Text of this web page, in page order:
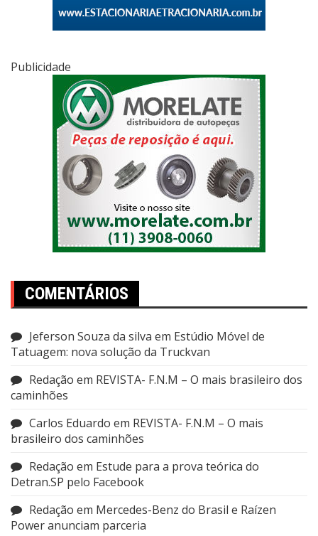
Publicidade
COMENTÁRIOS
Jeferson Souza da silva em Estúdio Móvel de
Tatuagem: nova solução da Truckvan
Redação em REVISTA- F.N.M – O mais brasileiro dos
caminhões
Carlos Eduardo em REVISTA- F.N.M – O mais
brasileiro dos caminhões
Redação em Estude para a prova teórica do
Detran.SP pelo Facebook
Redação em Mercedes-Benz do Brasil e Raízen
Power anunciam parceria